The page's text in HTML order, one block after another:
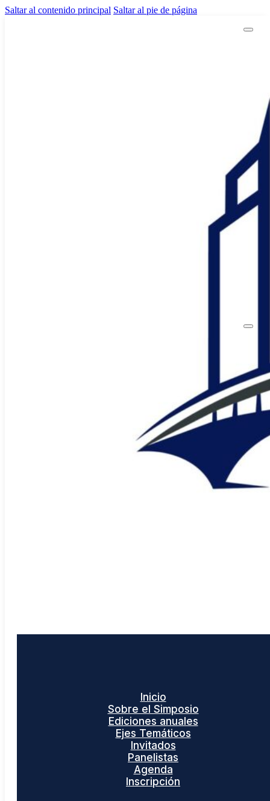
Saltar al contenido principal Saltar al pie de página
Inicio
Sobre el Simposio
Ediciones anuales
Ejes Temáticos
Invitados
Panelistas
Agenda
Inscripción